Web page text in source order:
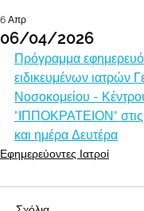
06/04/2026
6 Απρ
Πρόγραμμα
ειδικευμένων ιατρών
Νοσοκομείου -
"ΙΠΠΟΚΡΑΤΕΙΟΝ"
και ημέρα Δευτέρα
Εφημερεύοντες Ιατροί